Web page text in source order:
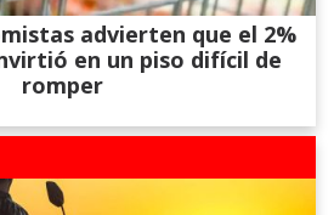
advierten que el 2%
en un piso difícil de
romper